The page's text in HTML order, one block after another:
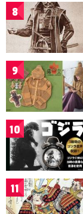
8
9
10
11